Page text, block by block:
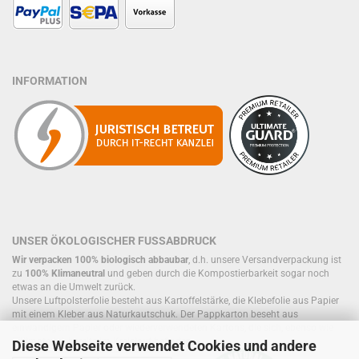
Diese Webseite verwendet Cookies und andere
INFORMATION
UNSER ÖKOLOGISCHER FUSSABDRUCK
Wir verpacken 100% biologisch abbaubar, d.h. unsere Versandverpackung ist
zu 100% Klimaneutral und geben durch die Kompostierbarkeit sogar noch
etwas an die Umwelt zurück.
Unsere Luftpolsterfolie besteht aus Kartoffelstärke, die Klebefolie aus Papier
mit einem Kleber aus Naturkautschuk. Der Pappkarton beseht aus
Füllmaterial, bereits im Kreislauf befinden.